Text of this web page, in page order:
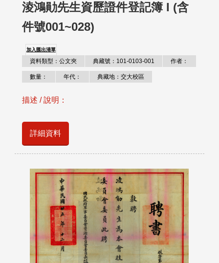
淩鴻勛先生資歷證件登記簿 I (含
件號001~028)
加入匯出清單
資料類型：公文夾 典藏號：101-0103-001 作者：
數量： 年代： 典藏地：交大校區
描述 / 說明：
詳細資料